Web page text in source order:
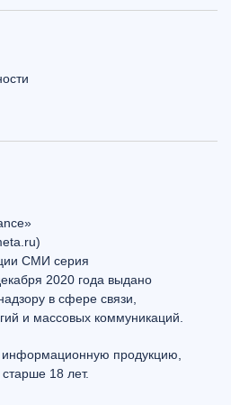
СМИ серия
2020 года выдано
в сфере связи,
и массовых коммуникаций.
продукцию,
18 лет.